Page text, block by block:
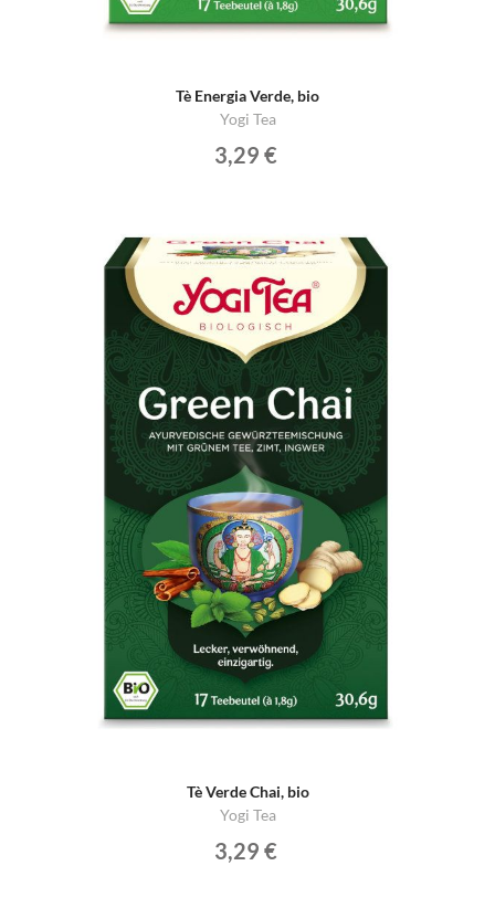
Tè Energia Verde, bio
Yogi Tea
3,29 €
Tè Verde Chai, bio
Yogi Tea
3,29 €